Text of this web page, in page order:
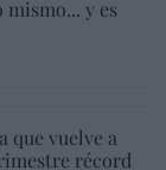
mismo... y es
que vuelve a
récord